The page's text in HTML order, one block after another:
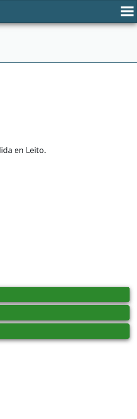
en Leito.